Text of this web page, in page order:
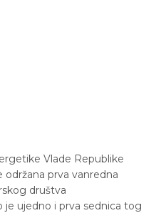
Vlade Republike
održana prva vanredna
društva
je ujedno i prva sednica tog